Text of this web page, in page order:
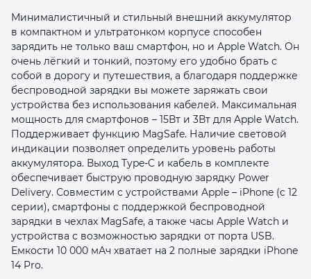
Минималистичный и стильный внешний аккумулятор
в компактном и ультратонком корпусе способен
зарядить не только ваш смартфон, но и Apple Watch. Он
очень лёгкий и тонкий, поэтому его удобно брать с
собой в дорогу и путешествия, а благодаря поддержке
беспроводной зарядки вы можете заряжать свои
устройства без использования кабелей. Максимальная
мощность для смартфонов – 15Вт и 3Вт для Apple Watch.
Поддерживает функцию MagSafe. Наличие световой
индикации позволяет определить уровень работы
аккумулятора. Выход Type-C и кабель в комплекте
обеспечивает быструю проводную зарядку Power
Delivery. Совместим с устройствами Apple – iPhone (с 12
серии), смартфоны с поддержкой беспроводной
зарядки в чехлах MagSafe, а также часы Apple Watch и
устройства с возможностью зарядки от порта USB.
Емкости 10 000 мАч хватает на 2 полные зарядки iPhone
14 Pro.
раз в 2 недели